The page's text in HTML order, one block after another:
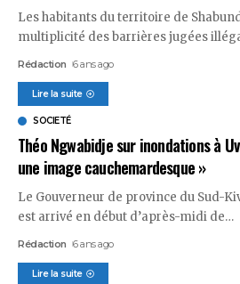
Les habitants du territoire de
multiplicité des barrières jugées
Rédaction 6 ans ago
Lire la suite
SOCIETÉ
Théo Ngwabidje sur inondations à
une image cauchemardesque »
Le Gouverneur de province du Sud-
est arrivé en début d’après-midi de…
Rédaction 6 ans ago
Lire la suite